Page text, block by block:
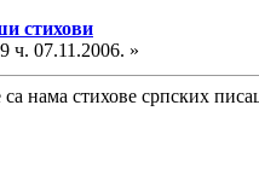
стихови
ч. 07.11.2006. »
нама стихове српских